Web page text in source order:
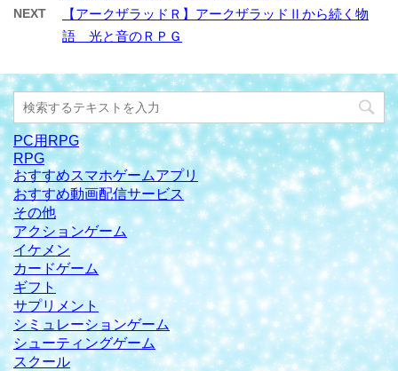
NEXT
【アークザラッドＲ】アークザラッドⅡから続く物
語 光と音のＲＰＧ
PC用RPG
RPG
おすすめスマホゲームアプリ
おすすめ動画配信サービス
その他
アクションゲーム
イケメン
カードゲーム
ギフト
サプリメント
シミュレーションゲーム
シューティングゲーム
スクール